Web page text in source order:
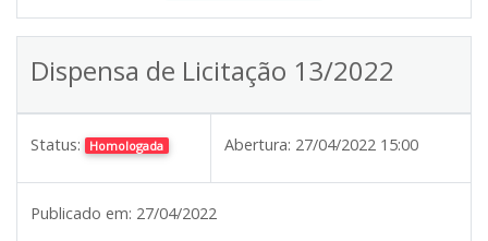
Dispensa de Licitação 13/2022
Status: Homologada Abertura: 27/04/2022 15:00
Publicado em: 27/04/2022